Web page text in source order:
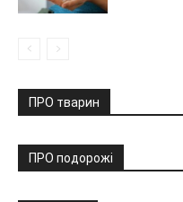
ПРО тварин
ПРО подорожі